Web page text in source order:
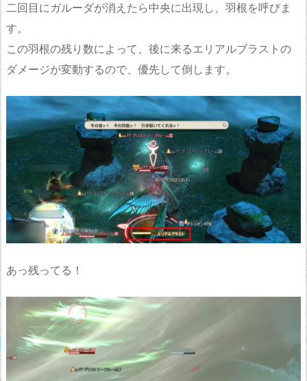
二回目にガルーダが消えたら中央に出現し、羽根を呼びま
す。
この羽根の残り数によって、後に来るエリアルブラストの
ダメージが変動するので、優先して倒します。
あっ残ってる！